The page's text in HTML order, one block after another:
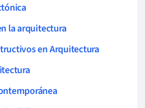
la arquitectura
en Arquitectura